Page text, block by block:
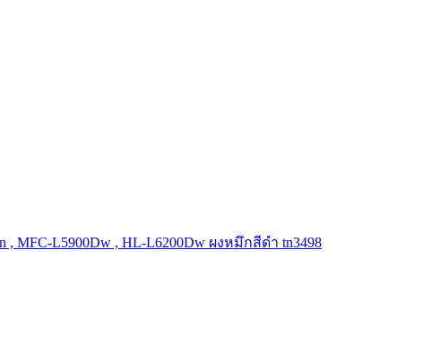
, MFC-L5900Dw , HL-L6200Dw ผงหมึกสีดำ tn3498